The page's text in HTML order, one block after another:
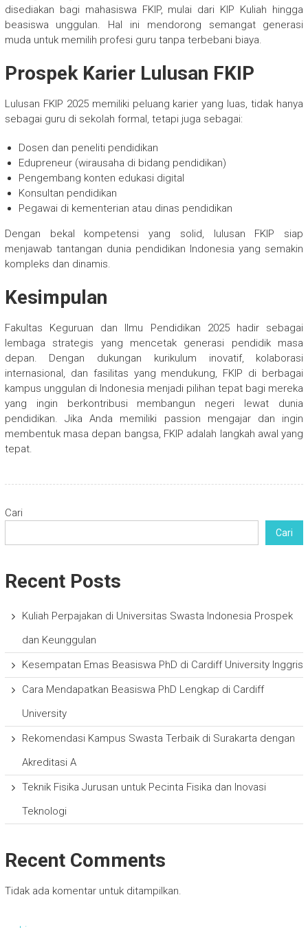
disediakan bagi mahasiswa FKIP, mulai dari KIP Kuliah hingga
beasiswa unggulan. Hal ini mendorong semangat generasi
muda untuk memilih profesi guru tanpa terbebani biaya.
Prospek Karier Lulusan FKIP
Lulusan FKIP 2025 memiliki peluang karier yang luas, tidak hanya
sebagai guru di sekolah formal, tetapi juga sebagai:
Dosen dan peneliti pendidikan
Edupreneur (wirausaha di bidang pendidikan)
Pengembang konten edukasi digital
Konsultan pendidikan
Pegawai di kementerian atau dinas pendidikan
Dengan bekal kompetensi yang solid, lulusan FKIP siap
menjawab tantangan dunia pendidikan Indonesia yang semakin
kompleks dan dinamis.
Kesimpulan
Fakultas Keguruan dan Ilmu Pendidikan 2025 hadir sebagai
lembaga strategis yang mencetak generasi pendidik masa
depan. Dengan dukungan kurikulum inovatif, kolaborasi
internasional, dan fasilitas yang mendukung, FKIP di berbagai
kampus unggulan di Indonesia menjadi pilihan tepat bagi mereka
yang ingin berkontribusi membangun negeri lewat dunia
pendidikan. Jika Anda memiliki passion mengajar dan ingin
membentuk masa depan bangsa, FKIP adalah langkah awal yang
tepat.
Cari
Cari
Recent Posts
Kuliah Perpajakan di Universitas Swasta Indonesia Prospek
dan Keunggulan
Kesempatan Emas Beasiswa PhD di Cardiff University Inggris
Cara Mendapatkan Beasiswa PhD Lengkap di Cardiff
University
Rekomendasi Kampus Swasta Terbaik di Surakarta dengan
Akreditasi A
Teknik Fisika Jurusan untuk Pecinta Fisika dan Inovasi
Teknologi
Recent Comments
Tidak ada komentar untuk ditampilkan.